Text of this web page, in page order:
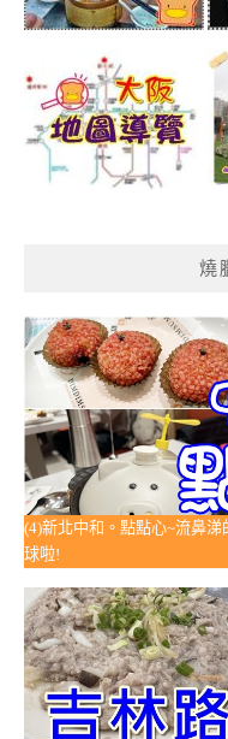
燒
(4)新北中和。點點心~流鼻
球啦!